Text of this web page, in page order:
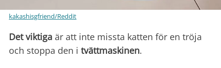
kakashisgfriend/Reddit
Det viktiga är att inte missta katten för en tröja
och stoppa den i tvättmaskinen.